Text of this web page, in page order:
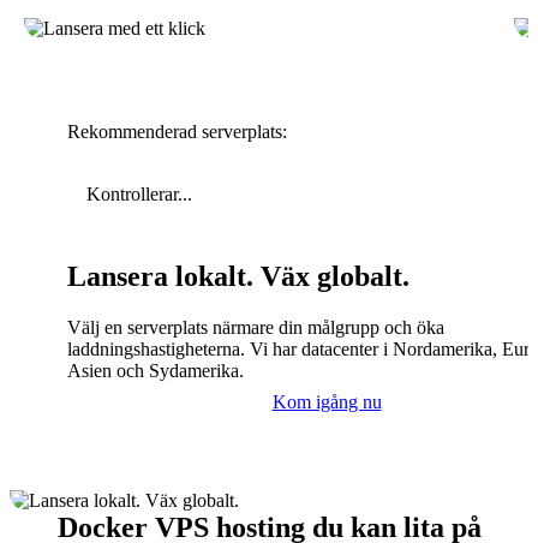
Rekommenderad serverplats:
Kontrollerar...
Lansera lokalt. Väx globalt.
Välj en serverplats närmare din målgrupp och öka
laddningshastigheterna. Vi har datacenter i Nordamerika,
Asien och Sydamerika.
Kom igång nu
Docker VPS hosting du kan lita på